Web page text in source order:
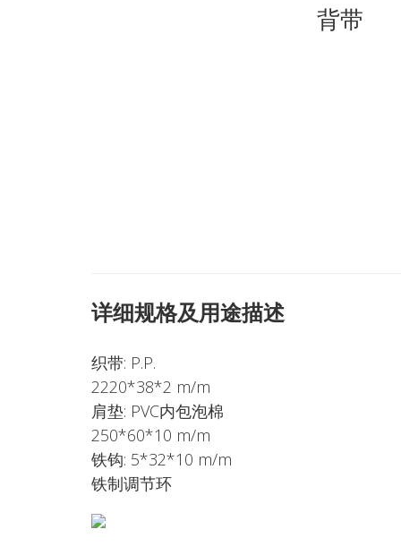
背带
详细规格及用途描述
织带: P.P.
2220*38*2 m/m
肩垫: PVC内包泡棉
250*60*10 m/m
铁钩: 5*32*10 m/m
铁制调节环